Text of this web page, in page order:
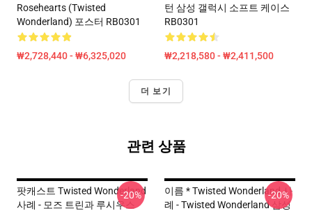
Rosehearts (Twisted
Wonderland) 포스터 RB0301
₩2,728,440 - ₩6,325,020
턴 삼성 갤럭시 소프트 케이스
RB0301
₩2,218,580 - ₩2,411,500
더 보기
관련 상품
팟캐스트 Twisted Wonderland
사례 - 모즈 트린과 루시우스
-20%
이름 * Twisted Wonderland 사
례 - Twisted Wonderland 삼성
-20%